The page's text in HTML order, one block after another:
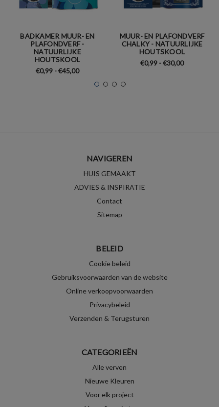
BADKAMER MUUR- EN
PLAFONDVERF -
NATUURLIJKE
HOUTSKOOL
€0,99 - €45,00
MUUR- EN PLAFONDVERF
CHALKY - NATUURLIJKE
HOUTSKOOL
€0,99 - €30,00
NAVIGEREN
HUIS GEMAAKT
ADVIES & INSPIRATIE
Contact
Sitemap
BELEID
Cookie beleid
Gebruiksvoorwaarden van de website
Online verkoopvoorwaarden
Privacybeleid
Verzenden & Terugsturen
CATEGORIEËN
Alle verven
Nieuwe Kleuren
Voor elk project